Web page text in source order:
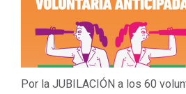
Por la JUBILACIÓN a los 60